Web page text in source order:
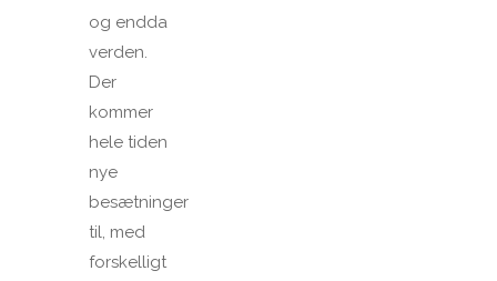
og endda
verden.
Der
kommer
hele tiden
nye
besætninger
til, med
forskelligt